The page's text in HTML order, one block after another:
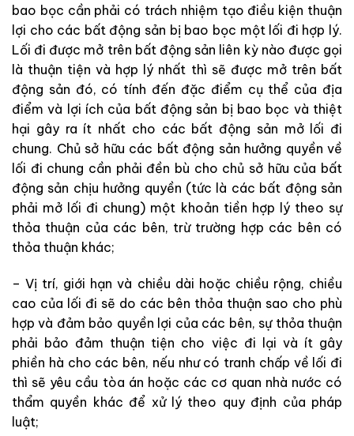
bao bọc cần phải có trách nhiệm tạo điều kiện thuận
lợi cho các bất động sản bị bao bọc một lối đi hợp lý.
Lối đi được mở trên bất động sản liên kỳ nào được gọi
là thuận tiện và hợp lý nhất thì sẽ được mở trên bất
động sản đó, có tính đến đặc điểm cụ thể của địa
điểm và lợi ích của bất động sản bị bao bọc và thiệt
hại gây ra ít nhất cho các bất động sản mở lối đi
chung. Chủ sở hữu các bất động sản hưởng quyền về
lối đi chung cần phải đền bù cho chủ sở hữu của bất
động sản chịu hưởng quyền (tức là các bất động sản
phải mở lối đi chung) một khoản tiền hợp lý theo sự
thỏa thuận của các bên, trừ trường hợp các bên có
thỏa thuận khác;
– Vị trí, giới hạn và chiều dài hoặc chiều rộng, chiều
cao của lối đi sẽ do các bên thỏa thuận sao cho phù
hợp và đảm bảo quyền lợi của các bên, sự thỏa thuận
phải bảo đảm thuận tiện cho việc đi lại và ít gây
phiền hà cho các bên, nếu như có tranh chấp về lối đi
thì sẽ yêu cầu tòa án hoặc các cơ quan nhà nước có
thẩm quyền khác để xử lý theo quy định của pháp
luật;